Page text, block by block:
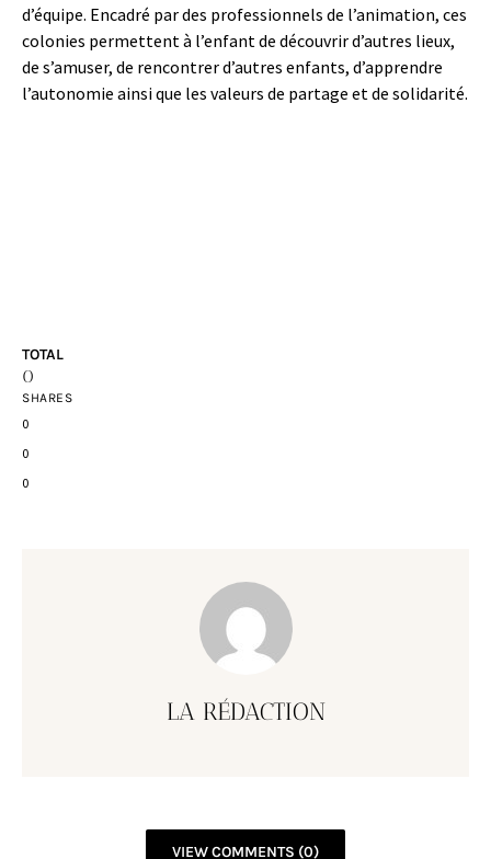
d’équipe. Encadré par des professionnels de l’animation, ces
colonies permettent à l’enfant de découvrir d’autres lieux,
de s’amuser, de rencontrer d’autres enfants, d’apprendre
l’autonomie ainsi que les valeurs de partage et de solidarité.
TOTAL
0
SHARES
0
0
0
LA RÉDACTION
VIEW COMMENTS (0)